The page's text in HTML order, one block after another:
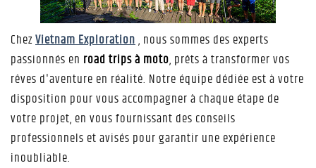
ChezVietnam Exploration, nous sommes des experts
passionnés en road trips à moto, prêts à transformer vos
rêves d'aventure en réalité. Notre équipe dédiée est à votre
disposition pour vous accompagner à chaque étape de
votre projet, en vous fournissant des conseils
professionnels et avisés pour garantir une expérience
inoubliable.